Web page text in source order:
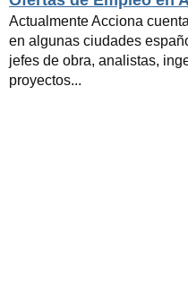
Actualmente Acciona
en algunas ciudades
jefes de obra, analistas,
proyectos...